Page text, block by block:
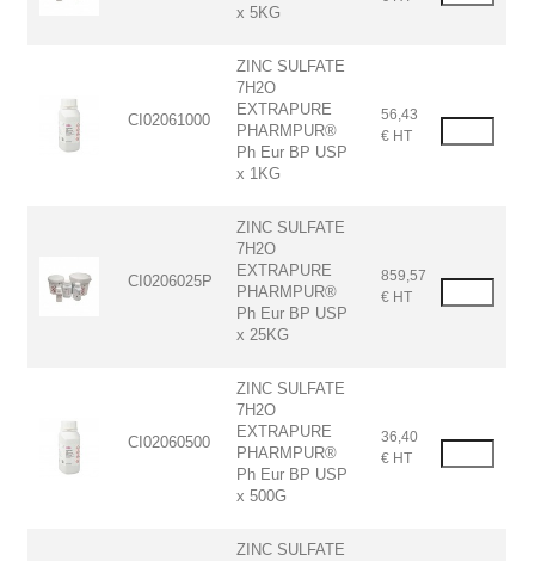
x 5KG
CI02061000
ZINC SULFATE
7H2O
EXTRAPURE
PHARMPUR®
Ph Eur BP USP
x 1KG
56,43
€ HT
CI0206025P
ZINC SULFATE
7H2O
EXTRAPURE
PHARMPUR®
Ph Eur BP USP
x 25KG
859,57
€ HT
CI02060500
ZINC SULFATE
7H2O
EXTRAPURE
PHARMPUR®
Ph Eur BP USP
x 500G
36,40
€ HT
ZINC SULFATE